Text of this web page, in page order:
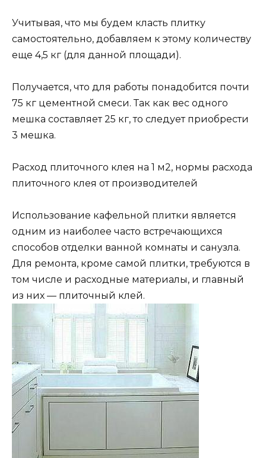
Учитывая, что мы будем класть плитку
самостоятельно, добавляем к этому количеству
еще 4,5 кг (для данной площади).
Получается, что для работы понадобится почти
75 кг цементной смеси. Так как вес одного
мешка составляет 25 кг, то следует приобрести
3 мешка.
Расход плиточного клея на 1 м2, нормы расхода
плиточного клея от производителей
Использование кафельной плитки является
одним из наиболее часто встречающихся
способов отделки ванной комнаты и санузла.
Для ремонта, кроме самой плитки, требуются в
том числе и расходные материалы, и главный
из них — плиточный клей.